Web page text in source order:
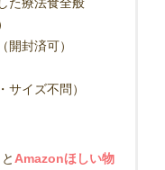
た療法食全般
開封済可）
サイズ不問）
Amazonほしい物